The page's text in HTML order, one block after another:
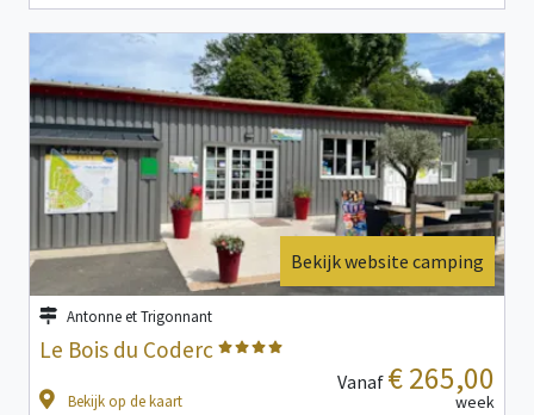
Bekijk website camping
Antonne et Trigonnant
Le Bois du Coderc
Bekijk op de kaart
Vanaf € 265,00
week